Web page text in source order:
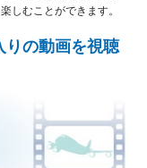
しむことができます。
りの動画を視聴